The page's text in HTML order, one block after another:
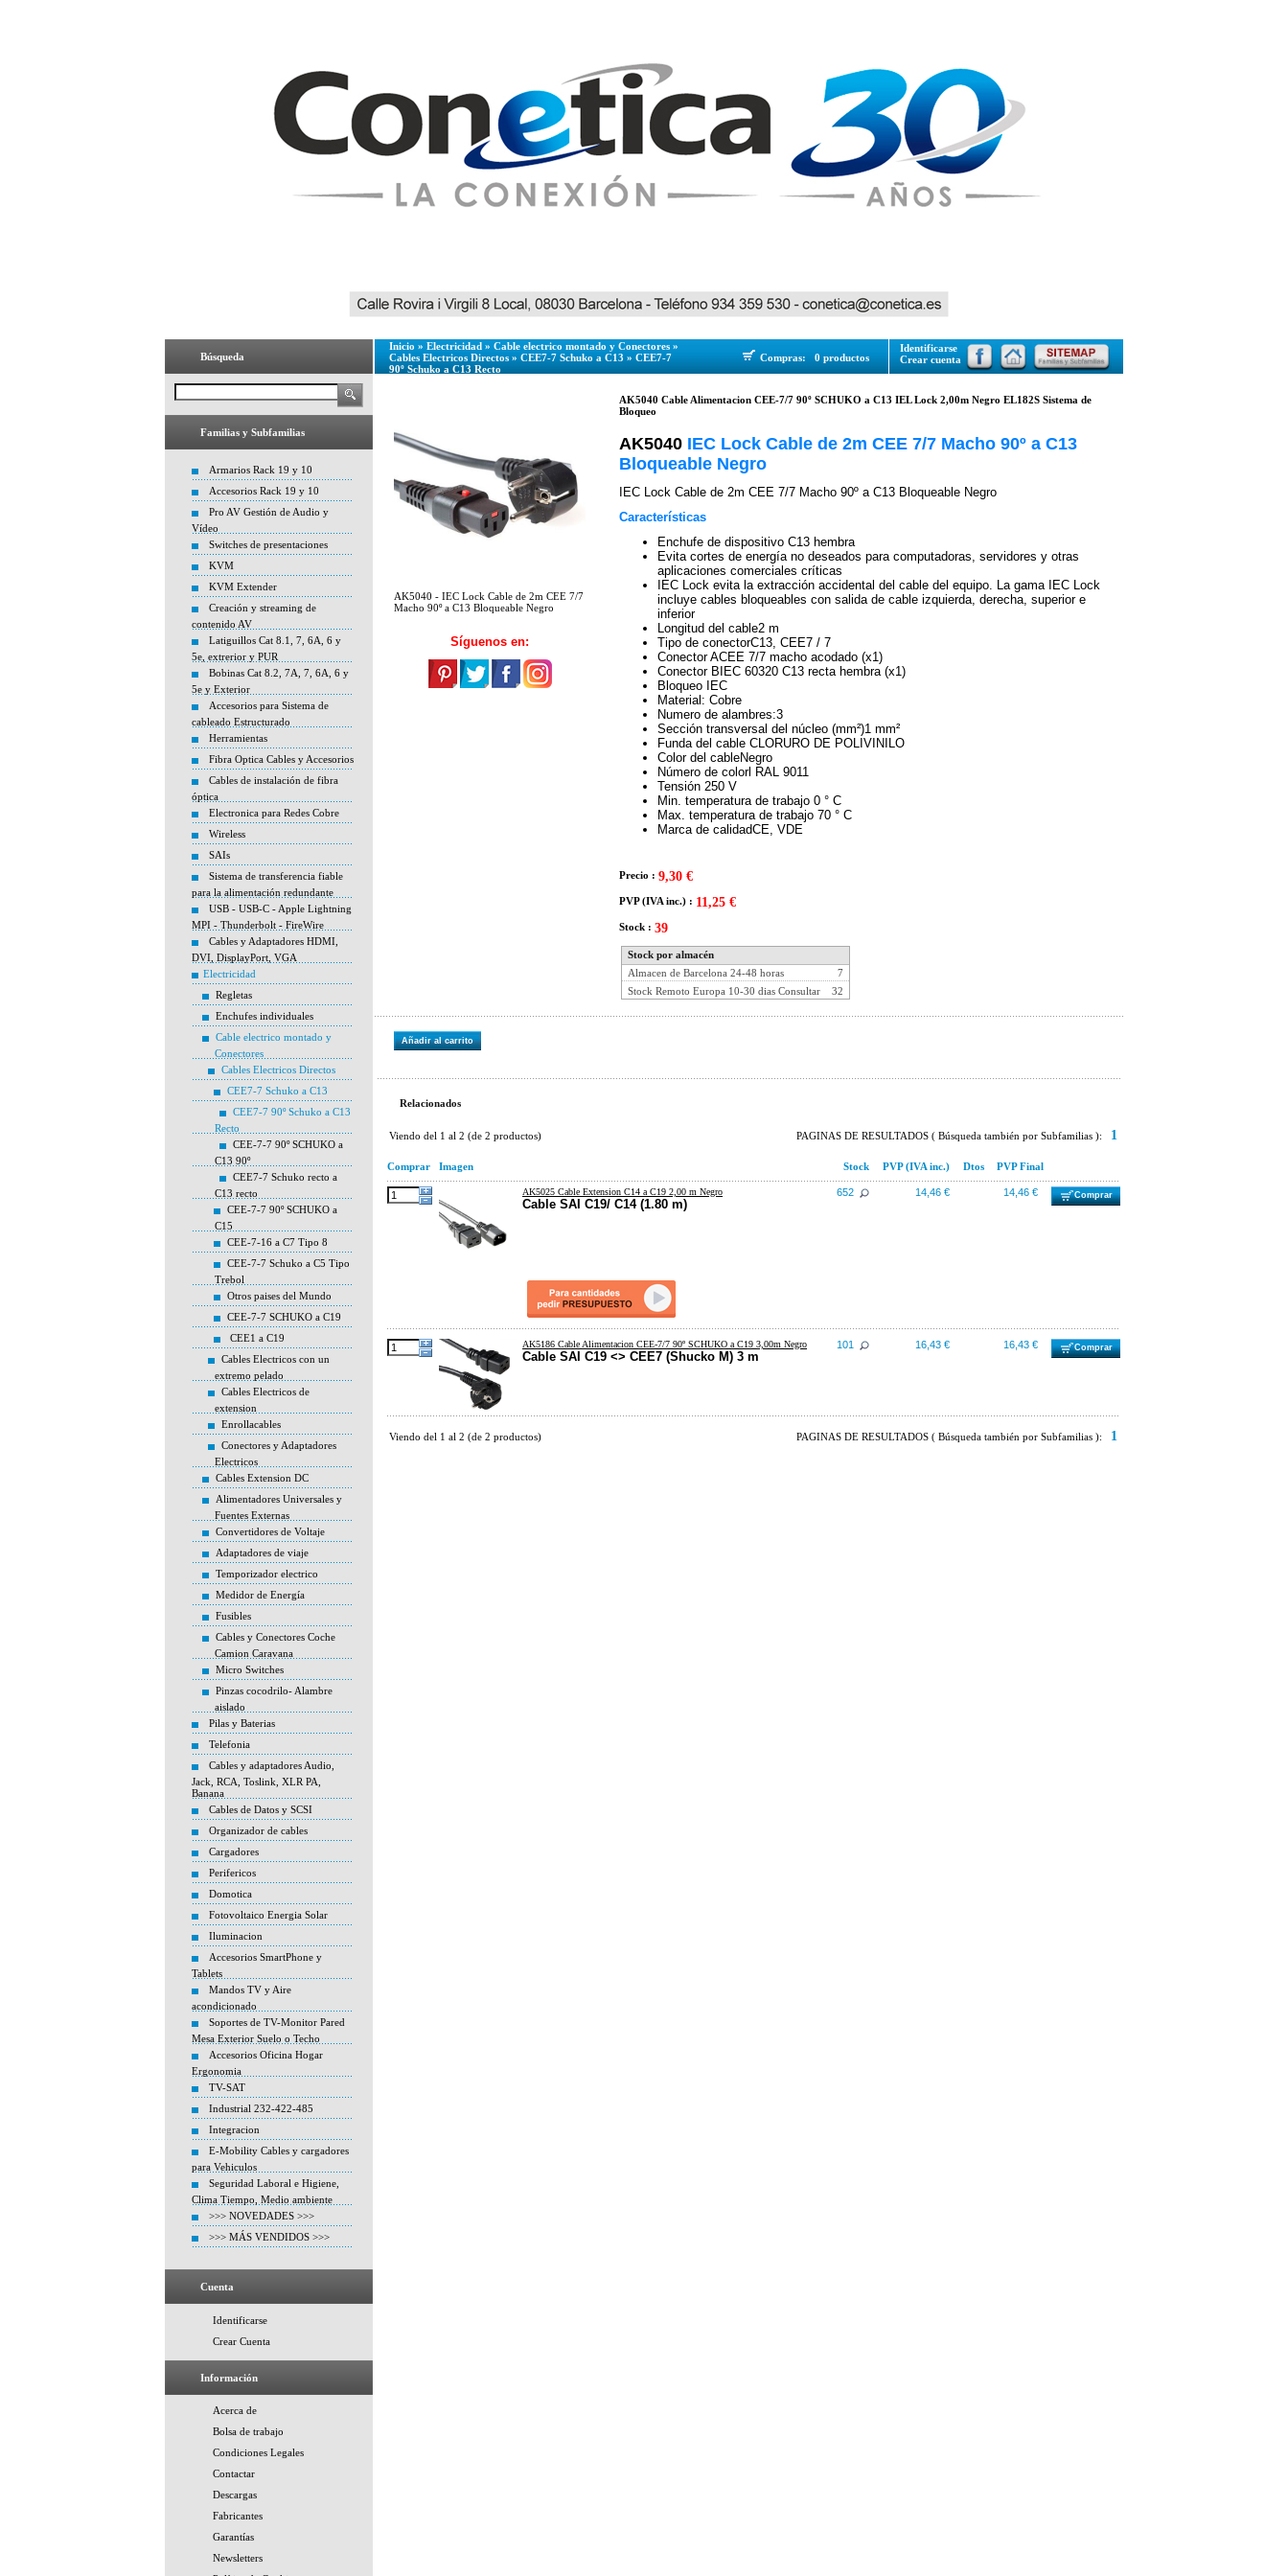
Búsqueda
Familias y Subfamilias
Armarios Rack 19 y 10
Accesorios Rack 19 y 10
Pro AV Gestión de Audio y
Vídeo
Switches de presentaciones
KVM
KVM Extender
Creación y streaming de
contenido AV
Latiguillos Cat 8.1, 7, 6A, 6 y
5e, extrerior y PUR
Bobinas Cat 8.2, 7A, 7, 6A, 6 y
5e y Exterior
Accesorios para Sistema de
cableado Estructurado
Herramientas
Fibra Optica Cables y Accesorios
Cables de instalación de fibra
óptica
Electronica para Redes Cobre
Wireless
SAIs
Sistema de transferencia fiable
para la alimentación redundante
USB - USB-C - Apple Lightning
MPI - Thunderbolt - FireWire
Cables y Adaptadores HDMI,
DVI, DisplayPort, VGA
Electricidad
Regletas
Enchufes individuales
Cable electrico montado y
Conectores
Cables Electricos Directos
CEE7-7 Schuko a C13
CEE7-7 90º Schuko a C13
Recto
CEE-7-7 90º SCHUKO a
C13 90º
CEE7-7 Schuko recto a
C13 recto
CEE-7-7 90º SCHUKO a
C15
CEE-7-16 a C7 Tipo 8
CEE-7-7 Schuko a C5 Tipo
Trebol
Otros paises del Mundo
CEE-7-7 SCHUKO a C19
CEE1 a C19
Cables Electricos con un
extremo pelado
Cables Electricos de
extension
Enrollacables
Conectores y Adaptadores
Electricos
Cables Extension DC
Alimentadores Universales y
Fuentes Externas
Convertidores de Voltaje
Adaptadores de viaje
Temporizador electrico
Medidor de Energía
Fusibles
Cables y Conectores Coche
Camion Caravana
Micro Switches
Pinzas cocodrilo- Alambre
aislado
Pilas y Baterias
Telefonia
Cables y adaptadores Audio,
Jack, RCA, Toslink, XLR PA,
Banana
Cables de Datos y SCSI
Organizador de cables
Cargadores
Perifericos
Domotica
Fotovoltaico Energia Solar
Iluminacion
Accesorios SmartPhone y
Tablets
Mandos TV y Aire
acondicionado
Soportes de TV-Monitor Pared
Mesa Exterior Suelo o Techo
Accesorios Oficina Hogar
Ergonomia
TV-SAT
Industrial 232-422-485
Integracion
E-Mobility Cables y cargadores
para Vehiculos
Seguridad Laboral e Higiene,
Clima Tiempo, Medio ambiente
>>> NOVEDADES >>>
>>> MÁS VENDIDOS >>>
Cuenta
Identificarse
Crear Cuenta
Información
Acerca de
Bolsa de trabajo
Condiciones Legales
Contactar
Descargas
Fabricantes
Garantías
Newsletters
Inicio » Electricidad » Cable electrico montado y Conectores »
Cables Electricos Directos » CEE7-7 Schuko a C13 » CEE7-7
90º Schuko a C13 Recto
Compras: 0 productos
Identificarse
Crear cuenta
AK5040 - IEC Lock Cable de 2m CEE 7/7
Macho 90º a C13 Bloqueable Negro
Síguenos en:
AK5040 Cable Alimentacion CEE-7/7 90º SCHUKO a C13 IEL Lock 2,00m Negro EL182S Sistema de
Bloqueo
AK5040 IEC Lock Cable de 2m CEE 7/7 Macho 90º a C13
Bloqueable Negro
IEC Lock Cable de 2m CEE 7/7 Macho 90º a C13 Bloqueable Negro
Características
Enchufe de dispositivo C13 hembra
Evita cortes de energía no deseados para computadoras, servidores y otras
aplicaciones comerciales críticas
IEC Lock evita la extracción accidental del cable del equipo. La gama IEC Lock
incluye cables bloqueables con salida de cable izquierda, derecha, superior e
inferior
Longitud del cable2 m
Tipo de conectorC13, CEE7 / 7
Conector ACEE 7/7 macho acodado (x1)
Conector BIEC 60320 C13 recta hembra (x1)
Bloqueo IEC
Material: Cobre
Numero de alambres:3
Sección transversal del núcleo (mm²)1 mm²
Funda del cable CLORURO DE POLIVINILO
Color del cableNegro
Número de colorl RAL 9011
Tensión 250 V
Min. temperatura de trabajo 0 ° C
Max. temperatura de trabajo 70 ° C
Marca de calidadCE, VDE
Precio : 9,30 €
PVP (IVA inc.) : 11,25 €
Stock : 39
Stock por almacén
Almacen de Barcelona 24-48 horas
7
Stock Remoto Europa 10-30 dias Consultar
32
Añadir al carrito
Relacionados
Viendo del 1 al 2 (de 2 productos) PAGINAS DE RESULTADOS ( Búsqueda también por Subfamilias ): 1
Comprar Imagen Stock PVP (IVA inc.) Dtos PVP Final
AK5025 Cable Extension C14 a C19 2,00 m Negro
Cable SAI C19/ C14 (1.80 m)
652 14,46 € 14,46 € Comprar
AK5186 Cable Alimentacion CEE-7/7 90º SCHUKO a C19 3,00m Negro
Cable SAI C19 <> CEE7 (Shucko M) 3 m
101 16,43 € 16,43 € Comprar
Viendo del 1 al 2 (de 2 productos) PAGINAS DE RESULTADOS ( Búsqueda también por Subfamilias ): 1